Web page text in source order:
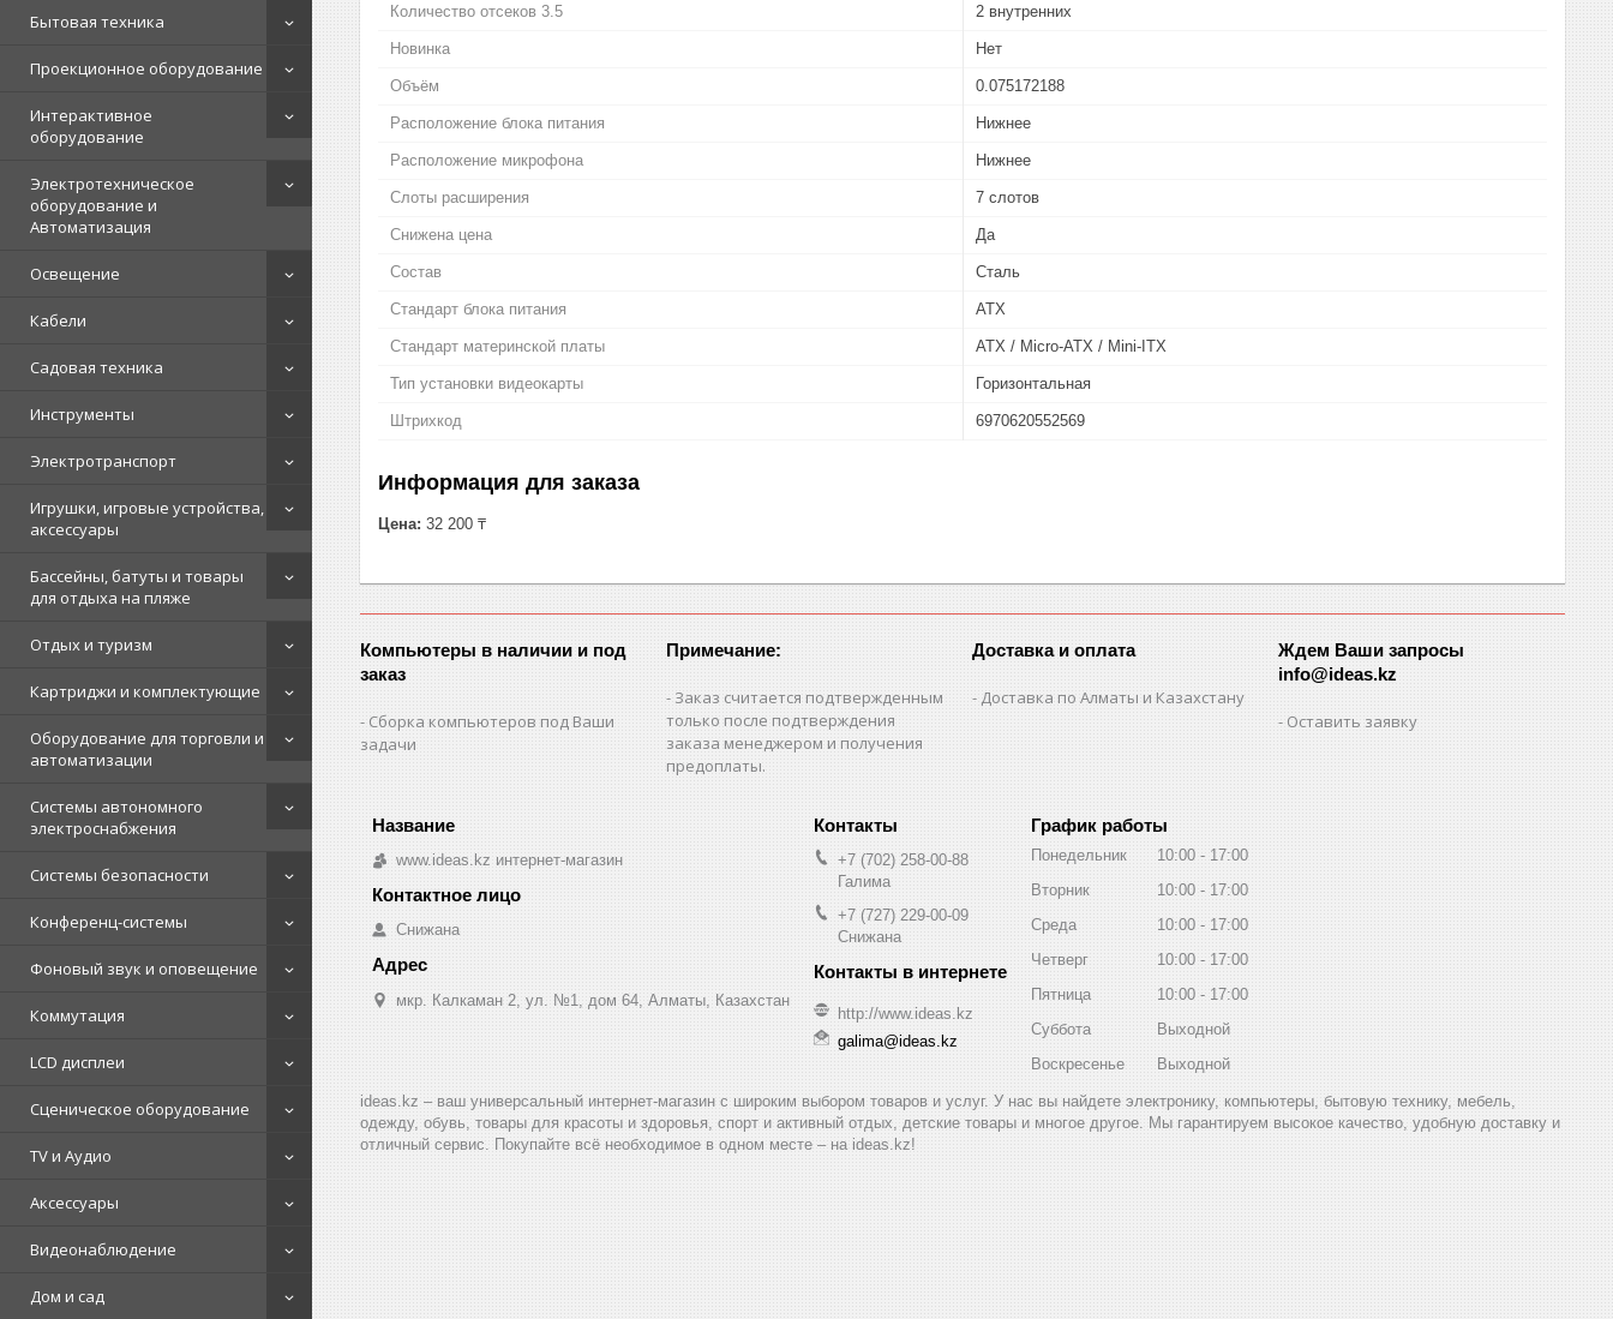
Бытовая техника
Проекционное оборудование
Интерактивное
оборудование
Электротехническое
оборудование и
Автоматизация
Освещение
Кабели
Садовая техника
Инструменты
Электротранспорт
Игрушки, игровые устройства,
аксессуары
Бассейны, батуты и товары
для отдыха на пляже
Отдых и туризм
Картриджи и комплектующие
Оборудование для торговли и
автоматизации
Системы автономного
электроснабжения
Системы безопасности
Конференц-системы
Фоновый звук и оповещение
Коммутация
LCD дисплеи
Сценическое оборудование
TV и Аудио
Аксессуары
Видеонаблюдение
Дом и сад
Количество отсеков 3.5 2 внутренних
Новинка Нет
Объём 0.075172188
Расположение блока питания Нижнее
Расположение микрофона Нижнее
Слоты расширения 7 слотов
Снижена цена Да
Состав Сталь
Стандарт блока питания ATX
Стандарт материнской платы ATX / Micro-ATX / Mini-ITX
Тип установки видеокарты Горизонтальная
Штрихкод 6970620552569
Информация для заказа
Цена: 32 200 ₸
Компьютеры в наличии и под
заказ
Сборка компьютеров под Ваши
задачи
Примечание:
Заказ считается подтвержденным
только после подтверждения
заказа менеджером и получения
предоплаты.
Доставка и оплата
Доставка по Алматы и Казахстану
Ждем Ваши запросы
info@ideas.kz
Оставить заявку
www.ideas.kz интернет-магазин
Снижана
мкр. Калкаман 2, ул. №1, дом 64, Алматы, Казахстан
+7 (702) 258-00-88
Галима
+7 (727) 229-00-09
Снижана
http://www.ideas.kz
galima@ideas.kz
График работы
Понедельник 10:00
17:00
Вторник
10:00
17:00
Среда
10:00
17:00
Четверг
10:00
17:00
Пятница
10:00
17:00
Суббота
Выходной
Воскресенье
Выходной
ideas.kz – ваш универсальный интернет-магазин с широким выбором товаров и услуг. У нас вы найдете электронику, компьютеры, бытовую технику, мебель,
одежду, обувь, товары для красоты и здоровья, спорт и активный отдых, детские товары и многое другое. Мы гарантируем высокое качество, удобную доставку и
отличный сервис. Покупайте всё необходимое в одном месте – на ideas.kz!